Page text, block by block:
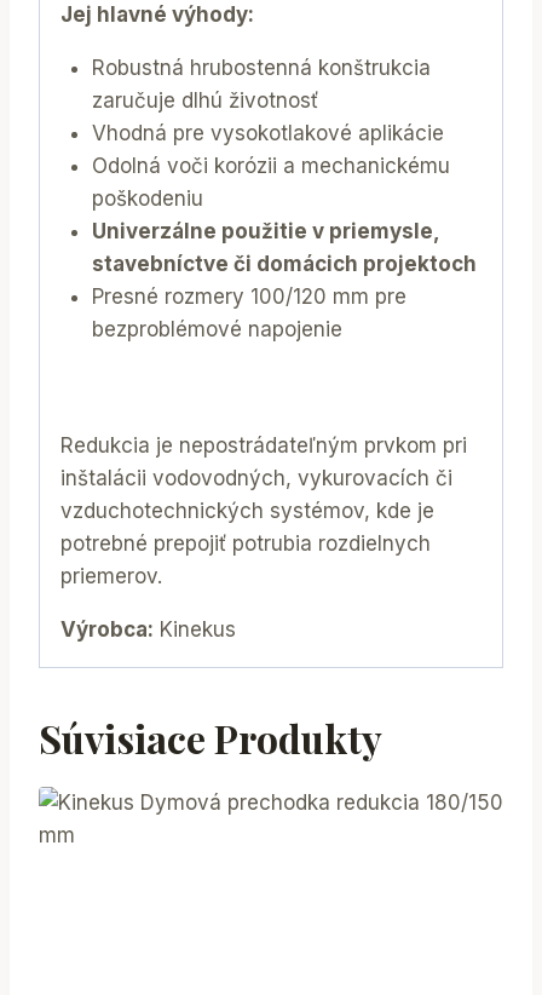
Jej hlavné výhody:
Robustná hrubostenná konštrukcia
zaručuje dlhú životnosť
Vhodná pre vysokotlakové aplikácie
Odolná voči korózii a mechanickému
poškodeniu
Univerzálne použitie v priemysle,
stavebníctve či domácich projektoch
Presné rozmery 100/120 mm pre
bezproblémové napojenie
Redukcia je nepostrádateľným prvkom pri
inštalácii vodovodných, vykurovacích či
vzduchotechnických systémov, kde je
potrebné prepojiť potrubia rozdielnych
priemerov.
Výrobca: Kinekus
Súvisiace Produkty